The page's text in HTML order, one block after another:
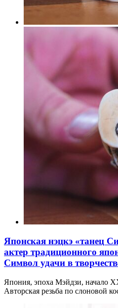
Японская нэцкэ «танец
актер традиционного
Символ удачи в
Япония, эпоха Мэйдзи, начало
Авторская резьба по слоновой